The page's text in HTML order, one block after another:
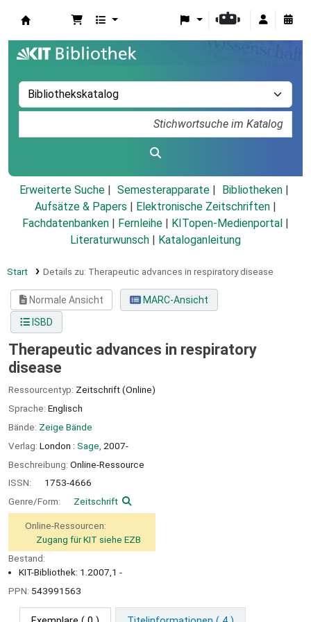
Erweiterte Suche Semesterapparate
Bibliotheken
Aufsätze & Papers
Elektronische Zeitschriften
Fachdatenbanken
Fernleihe KITopen-Medienportal
Literaturwunsch
Kataloganleitung
Start Details zu: Therapeutic advances in respiratory disease
Normale Ansicht
MARC-Ansicht
ISBD
Therapeutic advances in respiratory
disease
Ressourcentyp: Zeitschrift (Online)
Sprache: Englisch
Bände: Zeige Bände
Verlag: London : Sage, 2007-
Beschreibung: Online-Ressource
ISSN:
1753-4666
Genre/Form:
Zeitschrift
Online-Ressourcen:
Zugang für KIT siehe EZB
Bestand:
KIT-Bibliothek: 1.2007,1 -
PPN: 543991563